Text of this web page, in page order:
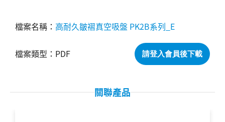
高耐久皺褶真空吸盤 PK2B系列_E
PDF 請登入會員後下載
關聯產品